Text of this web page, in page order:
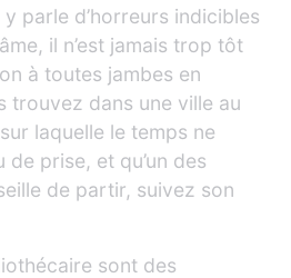
parle d’horreurs indicibles
il n’est jamais trop tôt
à toutes jambes en
trouvez dans une ville au
laquelle le temps ne
prise, et qu’un des
de partir, suivez son
sont des